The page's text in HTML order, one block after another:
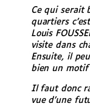
Ce qui serait
quartiers
Louis
visite dans
Ensuite, il
bien un motif
Il faut donc
vue d’une